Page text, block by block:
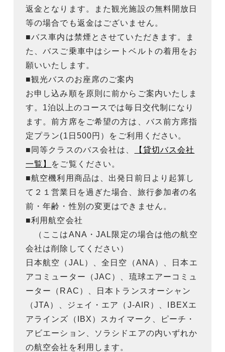
返金となります。また観光施設の無料開放日
等の場合でも返金はございません。
■バス車内は禁煙とさせていただきます。ま
た、バスご乗車中はシートベルトの着用をお
願いいたします。
■観光バスのお座席のご案内
お申し込み順を原則に前からご案内いたしま
す。1泊以上のコースでは毎日交代制になり
ます。前方席をご希望の方は、バス前方席指
定プラン(1日500円）をご利用ください。
■同等クラスのバス会社は、
【貸切バス会社
一覧】 をご覧ください。
■航空機利用商品は、出発日前日より起算し
て２１営業日を過ぎた場合、旅行参加者の名
前・年齢・性別の変更はできません。
■利用航空会社
（ここはANA・JAL限定の場合は他の航空
会社は削除してください）
日本航空（JAL）、全日空（ANA）、日本エ
アコミューター（JAC）、琉球エアーコミュ
ーター（RAC）、日本トランスオーシャン
（JTA）、ジェイ・エア（J-AIR）、IBEXエ
アラインズ（IBX）スカイマーク、ピーチ・
アビエーション、ソラシドエアの内いずれか
の航空会社を利用します。